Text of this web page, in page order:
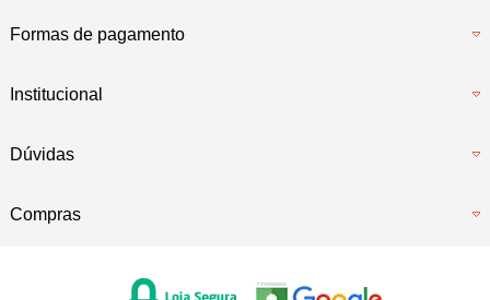
Formas de pagamento
Institucional
Dúvidas
Compras